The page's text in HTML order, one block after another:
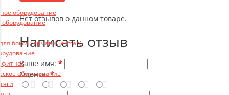
оборудование
бокса Герман (German)
фитнес
оборудование
Нет отзывов о данном товаре.
Написать отзыв
Ваше имя:
Оценка: